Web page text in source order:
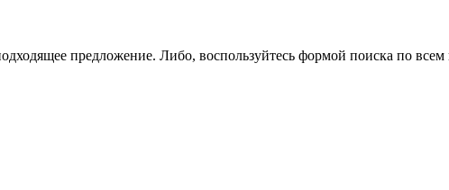
предложение. Либо, воспользуйтесь формой поиска по всем